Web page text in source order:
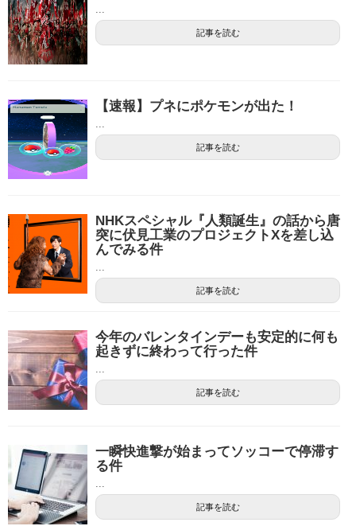
記事を読む
【速報】プネにポケモンが出た！
記事を読む
NHKスペシャル『人類誕生』の話から唐
突に伏見工業のプロジェクトXを差し込
んでみる件
記事を読む
今年のバレンタインデーも安定的に何も
起きずに終わって行った件
記事を読む
一瞬快進撃が始まってソッコーで停滞す
る件
記事を読む